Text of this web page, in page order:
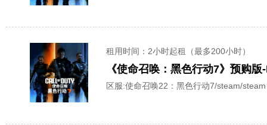
租用时间 ：2小时起租（最多200小时）
《使命召唤：黑色行动7》预购
区服:使命召唤22：黑色行动7/steam/steam